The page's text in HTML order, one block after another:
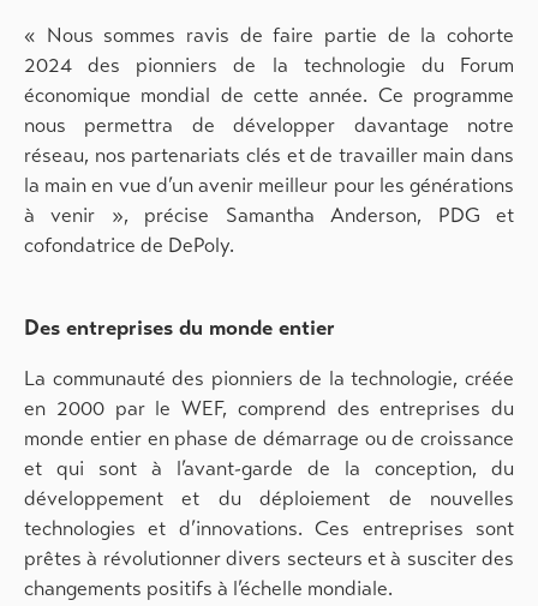
« Nous sommes ravis de faire partie de la cohorte
2024 des pionniers de la technologie du Forum
économique mondial de cette année. Ce programme
nous permettra de développer davantage notre
réseau, nos partenariats clés et de travailler main dans
la main en vue d’un avenir meilleur pour les générations
à venir », précise Samantha Anderson, PDG et
cofondatrice de DePoly.
Des entreprises du monde entier
La communauté des pionniers de la technologie, créée
en 2000 par le WEF, comprend des entreprises du
monde entier en phase de démarrage ou de croissance
et qui sont à l’avant-garde de la conception, du
développement et du déploiement de nouvelles
technologies et d’innovations. Ces entreprises sont
prêtes à révolutionner divers secteurs et à susciter des
changements positifs à l’échelle mondiale.